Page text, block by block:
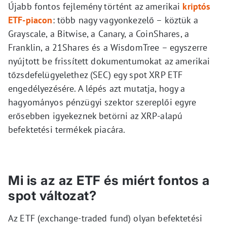
Újabb fontos fejlemény történt az amerikai kriptós
ETF-piacon: több nagy vagyonkezelő – köztük a
Grayscale, a Bitwise, a Canary, a CoinShares, a
Franklin, a 21Shares és a WisdomTree – egyszerre
nyújtott be frissített dokumentumokat az amerikai
tőzsdefelügyelethez (SEC) egy spot XRP ETF
engedélyezésére. A lépés azt mutatja, hogy a
hagyományos pénzügyi szektor szereplői egyre
erősebben igyekeznek betörni az XRP-alapú
befektetési termékek piacára.
Mi is az az ETF és miért fontos a
spot változat?
Az ETF (exchange-traded fund) olyan befektetési